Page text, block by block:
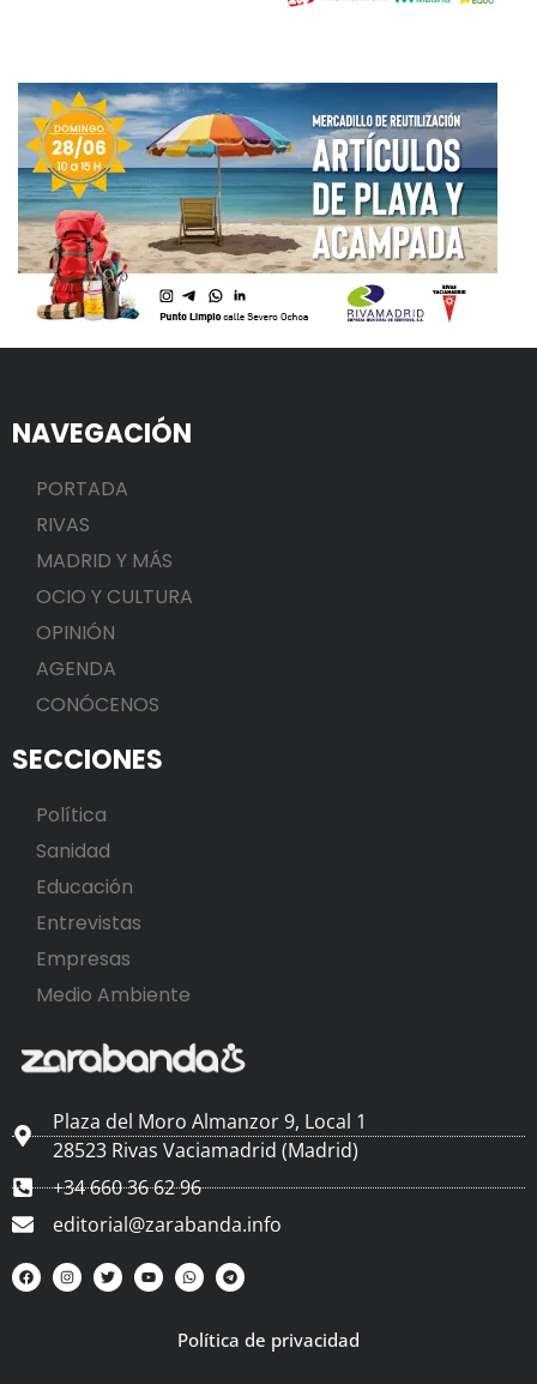
NAVEGACIÓN
PORTADA
RIVAS
MADRID Y MÁS
OCIO Y CULTURA
OPINIÓN
AGENDA
CONÓCENOS
SECCIONES
Política
Sanidad
Educación
Entrevistas
Empresas
Medio Ambiente
Plaza del Moro Almanzor 9, Local 1
28523 Rivas Vaciamadrid (Madrid)
+34 660 36 62 96
editorial@zarabanda.info
Política de privacidad